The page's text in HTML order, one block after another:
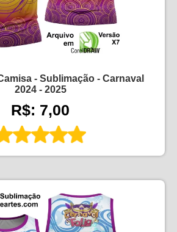
- Sublimação - Carnaval
2024 - 2025
R$: 7,00